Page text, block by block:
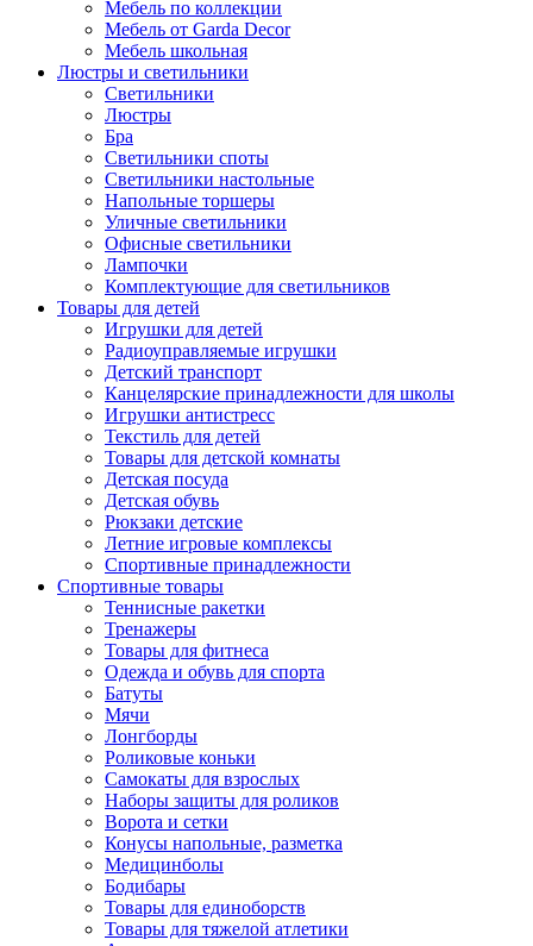
Мебель по коллекции
Мебель от Garda Decor
Мебель школьная
Люстры и светильники
Светильники
Люстры
Бра
Светильники споты
Светильники настольные
Напольные торшеры
Уличные светильники
Офисные светильники
Лампочки
Комплектующие для светильников
Товары для детей
Игрушки для детей
Радиоуправляемые игрушки
Детский транспорт
Канцелярские принадлежности для школы
Игрушки антистресс
Текстиль для детей
Товары для детской комнаты
Детская посуда
Детская обувь
Рюкзаки детские
Летние игровые комплексы
Спортивные принадлежности
Спортивные товары
Теннисные ракетки
Тренажеры
Товары для фитнеса
Одежда и обувь для спорта
Батуты
Мячи
Лонгборды
Роликовые коньки
Самокаты для взрослых
Наборы защиты для роликов
Ворота и сетки
Конусы напольные, разметка
Медицинболы
Бодибары
Товары для единоборств
Товары для тяжелой атлетики